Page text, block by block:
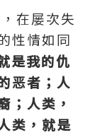
在屡次失
性情如同
是我的仇
恶者；人
；人类，
类，就是